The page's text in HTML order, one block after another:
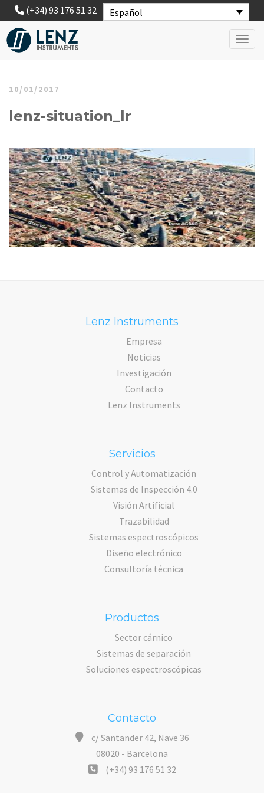
Español
(+34) 93 176 51 32
10/01/2017
lenz-situation_lr
Lenz Instruments
Empresa
Noticias
Investigación
Contacto
Lenz Instruments
Servicios
Control y Automatización
Sistemas de Inspección 4.0
Visión Artificial
Trazabilidad
Sistemas espectroscópicos
Diseño electrónico
Consultoría técnica
Productos
Sector cárnico
Sistemas de separación
Soluciones espectroscópicas
Contacto
c/ Santander 42, Nave 36
08020 - Barcelona
(+34) 93 176 51 32